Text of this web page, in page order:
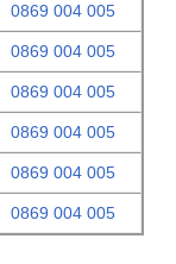
0869 004 005
0869 004 005
0869 004 005
0869 004 005
0869 004 005
0869 004 005